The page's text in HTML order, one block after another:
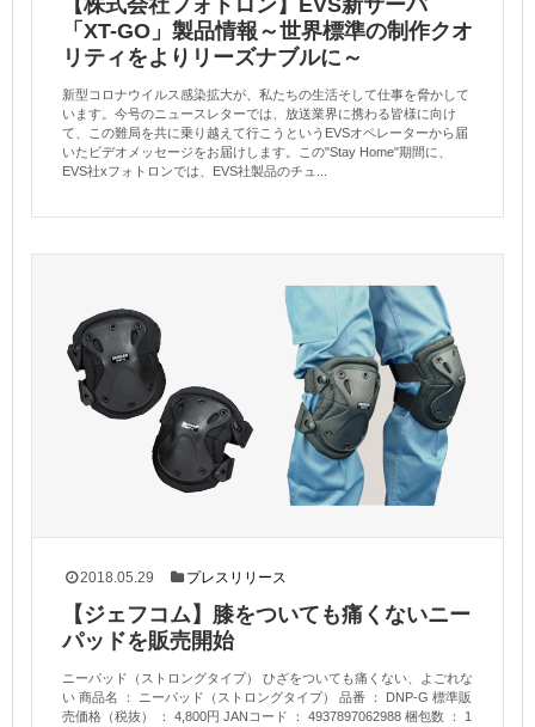
「XT-GO」製品情報～世界標準の制作クオ
リティをよりリーズナブルに～
新型コロナウイルス感染拡大が、私たちの生活そして仕事を脅かして
います。今号のニュースレターでは、放送業界に携わる皆様に向け
て、この難局を共に乗り越えて行こうというEVSオペレーターから届
いたビデオメッセージをお届けします。この"Stay Home"期間に、
EVS社xフォトロンでは、EVS社製品のチュ...
2018.05.29 プレスリリース
【ジェフコム】膝をついても痛くないニー
パッドを販売開始
ニーパッド（ストロングタイプ） ひざをついても痛くない、よごれな
い 商品名 ： ニーパッド（ストロングタイプ） 品番 ： DNP-G 標準販
売価格（税抜） ： 4,800円 JANコード ： 4937897062988 梱包数 ： 1